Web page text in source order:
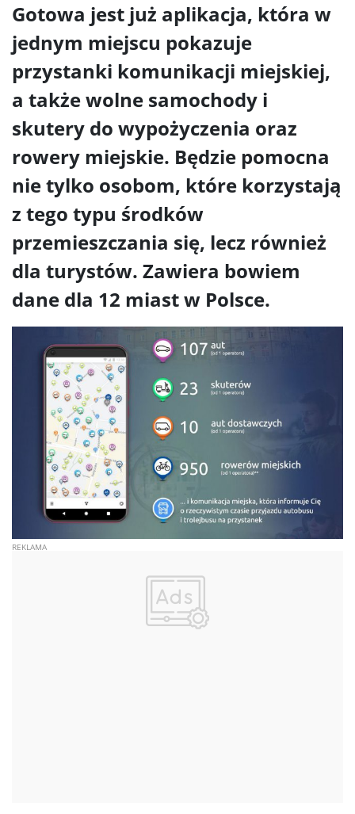
Gotowa jest już aplikacja, która w
jednym miejscu pokazuje
przystanki komunikacji miejskiej,
a także wolne samochody i
skutery do wypożyczenia oraz
rowery miejskie. Będzie pomocna
nie tylko osobom, które korzystają
z tego typu środków
przemieszczania się, lecz również
dla turystów. Zawiera bowiem
dane dla 12 miast w Polsce.